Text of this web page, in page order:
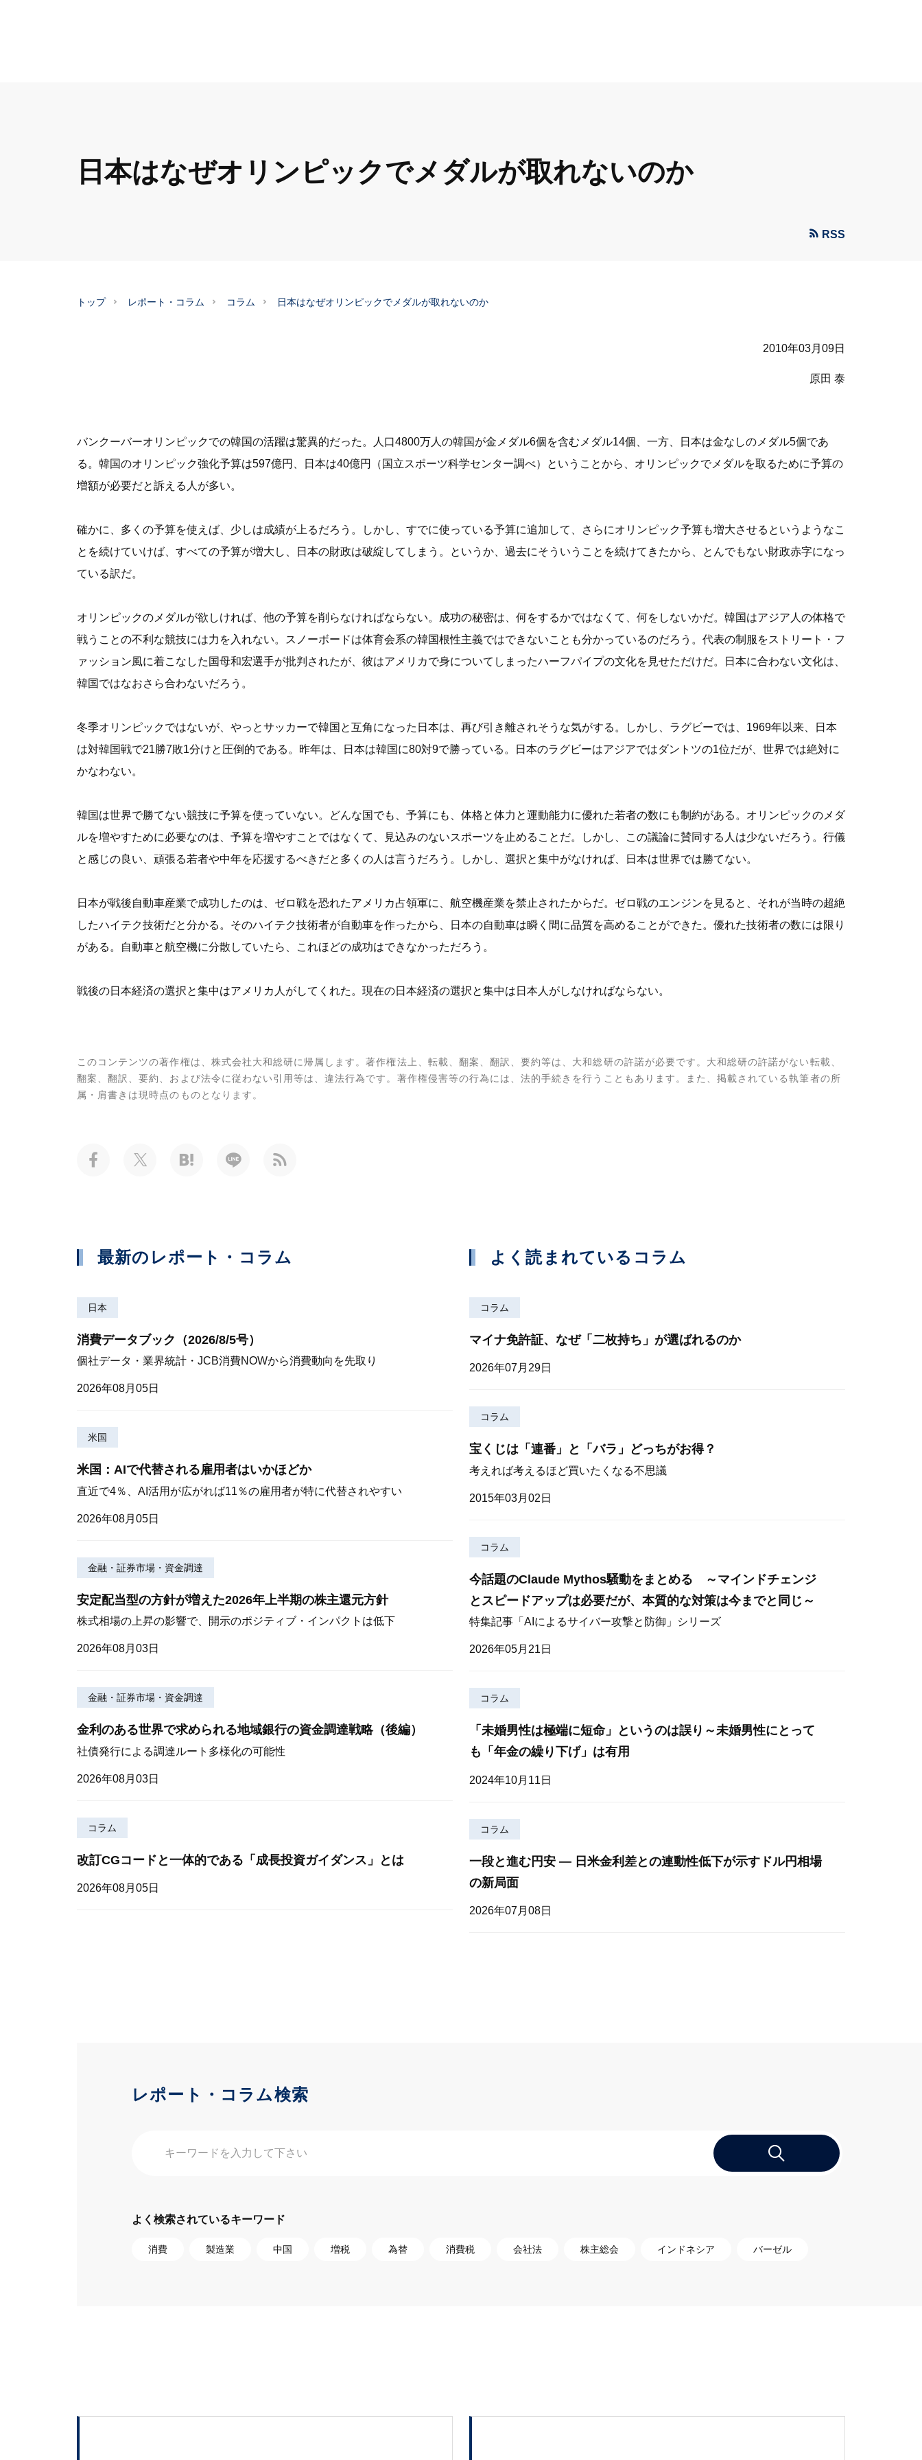
日本はなぜオリンピックでメダルが取れないのか
RSS
トップ レポート・コラム コラム 日本はなぜオリンピックでメダルが取れないのか
2010年03月09日
原田 泰
バンクーバーオリンピックでの韓国の活躍は驚異的だった。人口4800万人の韓国が金メダル6個を含むメダル14個、一方、日本は金なしのメダル5個であ
る。韓国のオリンピック強化予算は597億円、日本は40億円（国立スポーツ科学センター調べ）ということから、オリンピックでメダルを取るために予算の
増額が必要だと訴える人が多い。
確かに、多くの予算を使えば、少しは成績が上るだろう。しかし、すでに使っている予算に追加して、さらにオリンピック予算も増大させるというようなこ
とを続けていけば、すべての予算が増大し、日本の財政は破綻してしまう。というか、過去にそういうことを続けてきたから、とんでもない財政赤字になっ
ている訳だ。
オリンピックのメダルが欲しければ、他の予算を削らなければならない。成功の秘密は、何をするかではなくて、何をしないかだ。韓国はアジア人の体格で
戦うことの不利な競技には力を入れない。スノーボードは体育会系の韓国根性主義ではできないことも分かっているのだろう。代表の制服をストリート・フ
ァッション風に着こなした国母和宏選手が批判されたが、彼はアメリカで身についてしまったハーフパイプの文化を見せただけだ。日本に合わない文化は、
韓国ではなおさら合わないだろう。
冬季オリンピックではないが、やっとサッカーで韓国と互角になった日本は、再び引き離されそうな気がする。しかし、ラグビーでは、1969年以来、日本
は対韓国戦で21勝7敗1分けと圧倒的である。昨年は、日本は韓国に80対9で勝っている。日本のラグビーはアジアではダントツの1位だが、世界では絶対に
かなわない。
韓国は世界で勝てない競技に予算を使っていない。どんな国でも、予算にも、体格と体力と運動能力に優れた若者の数にも制約がある。オリンピックのメダ
ルを増やすために必要なのは、予算を増やすことではなくて、見込みのないスポーツを止めることだ。しかし、この議論に賛同する人は少ないだろう。行儀
と感じの良い、頑張る若者や中年を応援するべきだと多くの人は言うだろう。しかし、選択と集中がなければ、日本は世界では勝てない。
日本が戦後自動車産業で成功したのは、ゼロ戦を恐れたアメリカ占領軍に、航空機産業を禁止されたからだ。ゼロ戦のエンジンを見ると、それが当時の超絶
したハイテク技術だと分かる。そのハイテク技術者が自動車を作ったから、日本の自動車は瞬く間に品質を高めることができた。優れた技術者の数には限り
がある。自動車と航空機に分散していたら、これほどの成功はできなかっただろう。
戦後の日本経済の選択と集中はアメリカ人がしてくれた。現在の日本経済の選択と集中は日本人がしなければならない。
このコンテンツの著作権は、株式会社大和総研に帰属します。著作権法上、転載、翻案、翻訳、要約等は、大和総研の許諾が必要です。大和総研の許諾がない転載、
翻案、翻訳、要約、および法令に従わない引用等は、違法行為です。著作権侵害等の行為には、法的手続きを行うこともあります。また、掲載されている執筆者の所
属・肩書きは現時点のものとなります。
最新のレポート・コラム
日本
消費データブック（2026/8/5号）
個社データ・業界統計・JCB消費NOWから消費動向を先取り
2026年08月05日
米国
米国：AIで代替される雇用者はいかほどか
直近で4％、AI活用が広がれば11％の雇用者が特に代替されやすい
2026年08月05日
金融・証券市場・資金調達
安定配当型の方針が増えた2026年上半期の株主還元方針
株式相場の上昇の影響で、開示のポジティブ・インパクトは低下
2026年08月03日
金融・証券市場・資金調達
金利のある世界で求められる地域銀行の資金調達戦略（後編）
社債発行による調達ルート多様化の可能性
2026年08月03日
コラム
改訂CGコードと一体的である「成長投資ガイダンス」とは
2026年08月05日
よく読まれているコラム
コラム
マイナ免許証、なぜ「二枚持ち」が選ばれるのか
2026年07月29日
コラム
宝くじは「連番」と「バラ」どっちがお得？
考えれば考えるほど買いたくなる不思議
2015年03月02日
コラム
今話題のClaude Mythos騒動をまとめる ～マインドチェンジ
とスピードアップは必要だが、本質的な対策は今までと同じ～
特集記事「AIによるサイバー攻撃と防御」シリーズ
2026年05月21日
コラム
「未婚男性は極端に短命」というのは誤り～未婚男性にとって
も「年金の繰り下げ」は有用
2024年10月11日
コラム
一段と進む円安 — 日米金利差との連動性低下が示すドル円相場
の新局面
2026年07月08日
レポート・コラム検索
よく検索されているキーワード
消費 製造業 中国 増税 為替 消費税 会社法 株主総会 インドネシア バーゼル